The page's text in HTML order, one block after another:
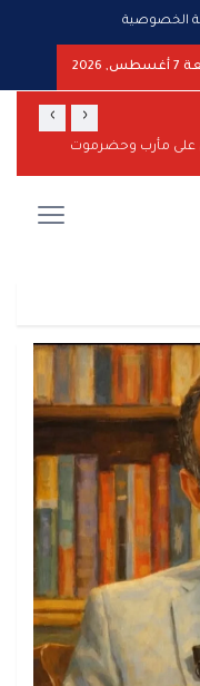
الخصوصية
2026
على مأرب وحضرموت
‹
›